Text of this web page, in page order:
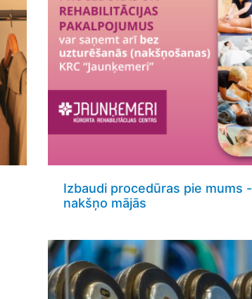
Izbaudi procedūras pie mums -
nakšņo mājās